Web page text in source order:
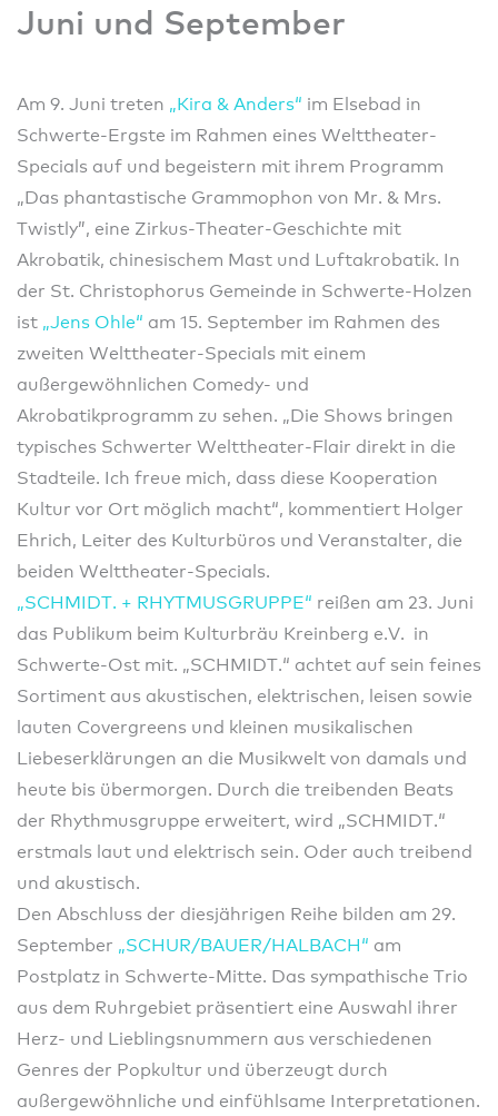
Juni und September
Am 9. Juni treten „Kira & Anders“ im Elsebad in
Schwerte-Ergste im Rahmen eines Welttheater-
Specials auf und begeistern mit ihrem Programm
„Das phantastische Grammophon von Mr. & Mrs.
Twistly”, eine Zirkus-Theater-Geschichte mit
Akrobatik, chinesischem Mast und Luftakrobatik. In
der St. Christophorus Gemeinde in Schwerte-Holzen
ist „Jens Ohle“ am 15. September im Rahmen des
zweiten Welttheater-Specials mit einem
außergewöhnlichen Comedy- und
Akrobatikprogramm zu sehen. „Die Shows bringen
typisches Schwerter Welttheater-Flair direkt in die
Stadteile. Ich freue mich, dass diese Kooperation
Kultur vor Ort möglich macht“, kommentiert Holger
Ehrich, Leiter des Kulturbüros und Veranstalter, die
beiden Welttheater-Specials.
„SCHMIDT. + RHYTMUSGRUPPE“ reißen am 23. Juni
das Publikum beim Kulturbräu Kreinberg e.V. in
Schwerte-Ost mit. „SCHMIDT.“ achtet auf sein feines
Sortiment aus akustischen, elektrischen, leisen sowie
lauten Covergreens und kleinen musikalischen
Liebeserklärungen an die Musikwelt von damals und
heute bis übermorgen. Durch die treibenden Beats
der Rhythmusgruppe erweitert, wird „SCHMIDT.“
erstmals laut und elektrisch sein. Oder auch treibend
und akustisch.
Den Abschluss der diesjährigen Reihe bilden am 29.
September „SCHUR/BAUER/HALBACH“ am
Postplatz in Schwerte-Mitte. Das sympathische Trio
aus dem Ruhrgebiet präsentiert eine Auswahl ihrer
Herz- und Lieblingsnummern aus verschiedenen
Genres der Popkultur und überzeugt durch
außergewöhnliche und einfühlsame Interpretationen.